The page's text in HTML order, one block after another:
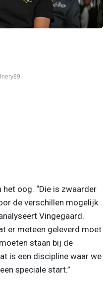
oog. “Die is zwaarder
de verschillen mogelijk
Vingegaard.
er meteen geleverd moet
staan bij de
is een discipline waar we
speciale start.”